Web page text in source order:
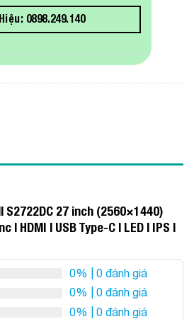
0898.249.140
S2722DC 27 inch (2560×1440)
| HDMI | USB Type-C | LED | IPS |
0% | 0 đánh giá
0% | 0 đánh giá
0% | 0 đánh giá